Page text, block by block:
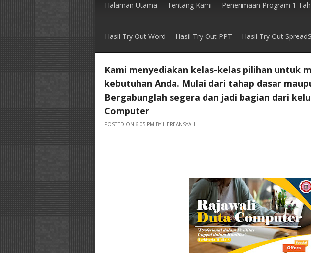
Halaman Utama Tentang Kami Penerimaan Program 1
Hasil Try Out Word Hasil Try Out PPT Hasil Try Out
Kami menyediakan kelas-kelas pilihan untuk
kebutuhan Anda. Mulai dari tahap dasar
Bergabunglah segera dan jadi bagian dari
Computer
POSTED ON 6:05 PM BY HEREANSYAH